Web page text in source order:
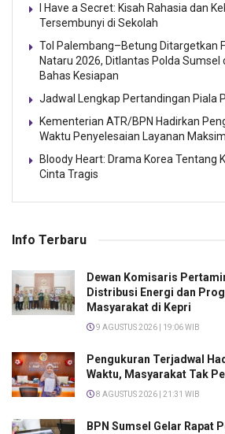
I Have a Secret: Kisah Rahasia dan
Tersembunyi di Sekolah
Tol Palembang–Betung Ditargetkan
Nataru 2026, Ditlantas Polda Sumsel
Bahas Kesiapan
Jadwal Lengkap Pertandingan Piala
Kementerian ATR/BPN Hadirkan
Waktu Penyelesaian Layanan
Bloody Heart: Drama Korea Tentang
Cinta Tragis
Info Terbaru
Dewan Komisaris
Distribusi Energi dan
Masyarakat di Kepri
9 AGUSTUS 2026 | 19:06 WIB
Pengukuran Terjadwal
Waktu, Masyarakat Tak
8 AGUSTUS 2026 | 21:31 WIB
BPN Sumsel Gelar Rapat